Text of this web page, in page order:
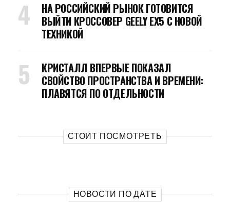
НА РОССИЙСКИЙ РЫНОК ГОТОВИТСЯ
ВЫЙТИ КРОССОВЕР GEELY EX5 С НОВОЙ
ТЕХНИКОЙ
КРИСТАЛЛ ВПЕРВЫЕ ПОКАЗАЛ
СВОЙСТВО ПРОСТРАНСТВА И ВРЕМЕНИ:
ПЛАВЯТСЯ ПО ОТДЕЛЬНОСТИ
СТОИТ ПОСМОТРЕТЬ
НОВОСТИ ПО ДАТЕ